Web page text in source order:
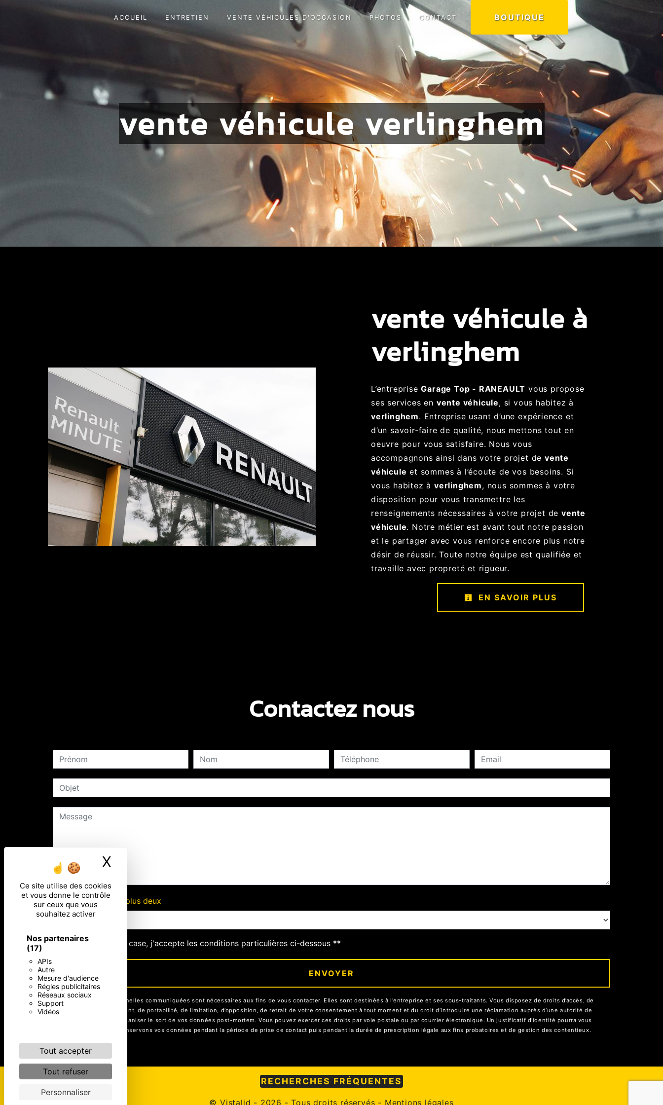
Panneau de gestion des cookies
Ce site utilise des cookies
et vous donne le contrôle
sur ceux que vous
souhaitez activer
Nos partenaires
(17)
APIs
Autre
Mesure d'audience
Régies publicitaires
Réseaux sociaux
Support
Vidéos
Tout accepter
Tout refuser
Personnaliser
X
ACCUEIL ENTRETIEN VENTE VÉHICULES D'OCCASION PHOTOS CONTACT BOUTIQUE
vente véhicule verlinghem
vente véhicule à
verlinghem
L’entrepriseGarage Top - RANEAULT vous propose
ses services en vente véhicule, si vous habitez à
verlinghem. Entreprise usant d’une expérience et
d’un savoir-faire de qualité, nous mettons tout en
oeuvre pour vous satisfaire. Nous vous
accompagnons ainsi dans votre projet de vente
véhicule et sommes à l’écoute de vos besoins. Si
vous habitez àverlinghem, nous sommes à votre
disposition pour vous transmettre les
renseignements nécessaires à votre projet de vente
véhicule. Notre métier est avant tout notre passion
et le partager avec vous renforce encore plus notre
désir de réussir. Toute notre équipe est qualifiée et
travaille avec propreté et rigueur.
EN SAVOIR PLUS
Contactez nous
Combien font neuf plus deux
En cochant cette case, j'accepte les conditions particulières ci-dessous **
ENVOYER
** Les données personnelles communiquées sont nécessaires aux fins de vous contacter. Elles sont destinées à l'entreprise et ses sous-traitants. Vous disposez de droits d’accès, de
rectification, d’effacement, de portabilité, de limitation, d’opposition, de retrait de votre consentement à tout moment et du droit d’introduire une réclamation auprès d’une autorité de
contrôle, ainsi que d’organiser le sort de vos données post-mortem. Vous pouvez exercer ces droits par voie postale ou par courrier électronique. Un justificatif d'identité pourra vous
être demandé. Nous conservons vos données pendant la période de prise de contact puis pendant la durée de prescription légale aux fins probatoires et de gestion des contentieux.
RECHERCHES FRÉQUENTES
© Vistalid - 2026 - Tous droits réservés - Mentions légales